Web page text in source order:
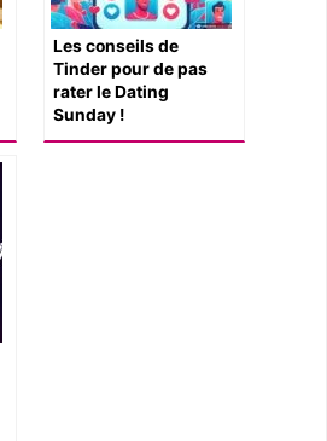
Les conseils de
Tinder pour de pas
rater le Dating
Sunday !